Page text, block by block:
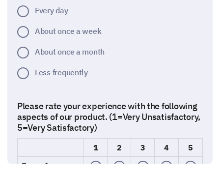
Every day
About once a week
About once a month
Less frequently
Please rate your experience with the following
aspects of our product. (1=Very Unsatisfactory,
5=Very Satisfactory)
1 2 3 4
5
Ease of use